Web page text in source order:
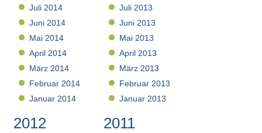
Juli 2014
Juni 2014
Mai 2014
April 2014
März 2014
Februar 2014
Januar 2014
Juli 2013
Juni 2013
Mai 2013
April 2013
März 2013
Februar 2013
Januar 2013
2012 2011